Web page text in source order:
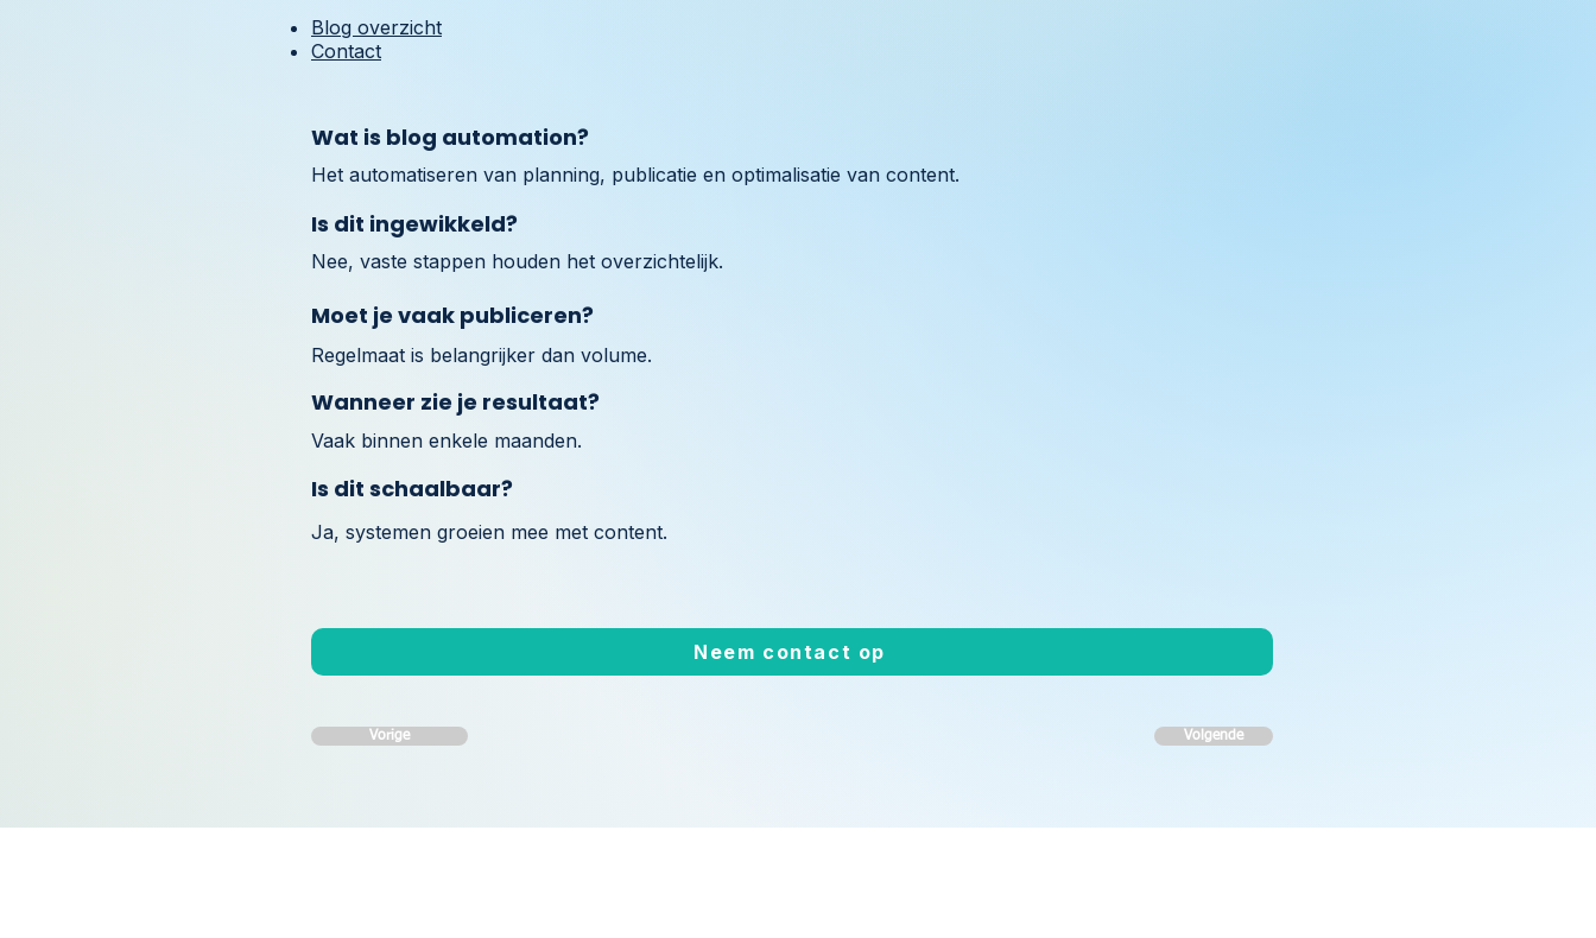
Blog overzicht
Contact
Wat is blog automation?
Het automatiseren van planning, publicatie en optimalisatie van content.
Is dit ingewikkeld?
Nee, vaste stappen houden het overzichtelijk.
Moet je vaak publiceren?
Regelmaat is belangrijker dan volume.
Wanneer zie je resultaat?
Vaak binnen enkele maanden.
Is dit schaalbaar?
Ja, systemen groeien mee met content.
Neem contact op
Vorige Volgende